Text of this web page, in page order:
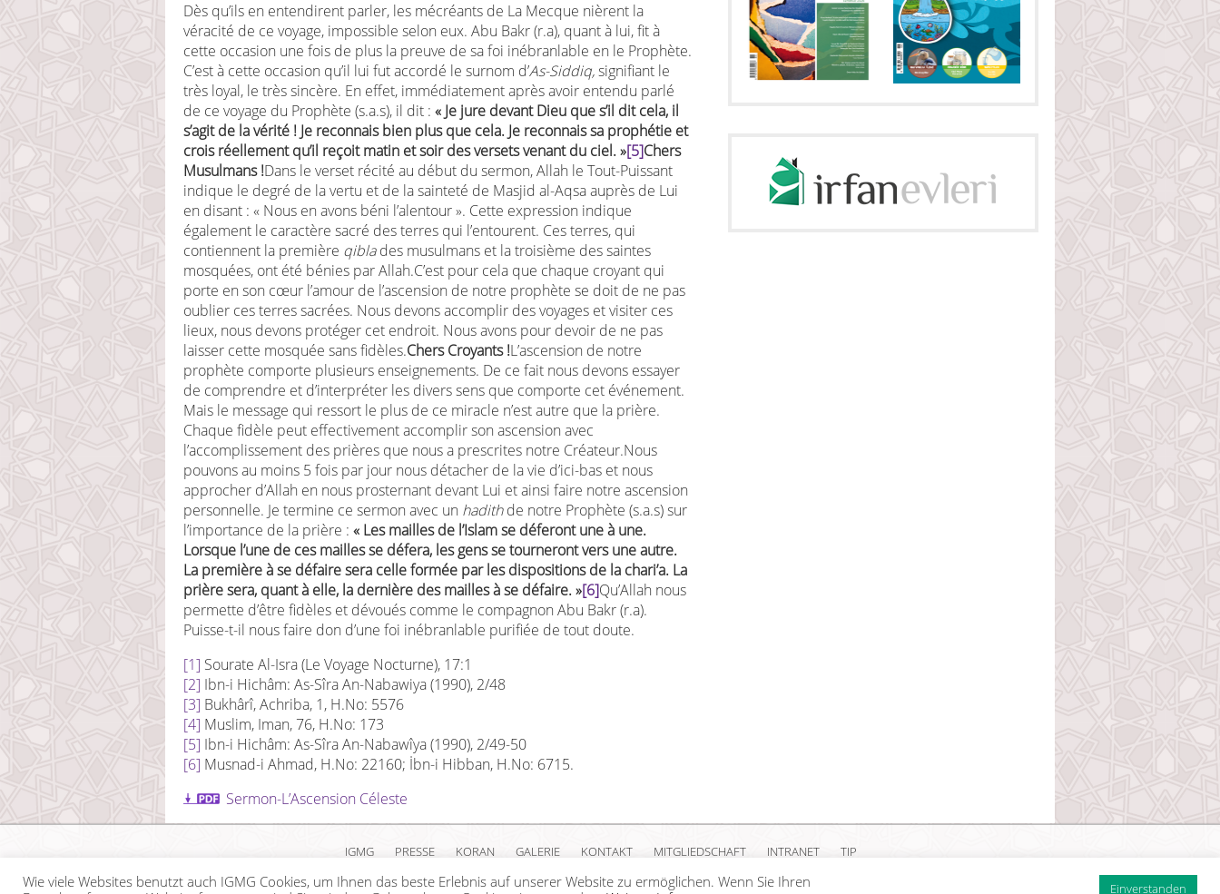
Dès qu’ils en entendirent parler, les mécréants de La Mecque nièrent la
véracité de ce voyage, impossible selon eux. Abu Bakr (r.a), quant à lui, fit à
cette occasion une fois de plus la preuve de sa foi inébranlable en le Prophète.
C’est à cette occasion qu’il lui fut accordé le surnom d’As-Siddiq,signifiant le
très loyal, le très sincère. En effet, immédiatement après avoir entendu parlé
de ce voyage du Prophète (s.a.s), il dit : « Je jure devant Dieu que s’il dit cela, il
s’agit de la vérité ! Je reconnais bien plus que cela. Je reconnais sa prophétie et
crois réellement qu’il reçoit matin et soir des versets venant du ciel. »[5]Chers
Musulmans !Dans le verset récité au début du sermon, Allah le Tout-Puissant
indique le degré de la vertu et de la sainteté de Masjid al-Aqsa auprès de Lui
en disant : « Nous en avons béni l’alentour ». Cette expression indique
également le caractère sacré des terres qui l’entourent. Ces terres, qui
contiennent la première qiblades musulmans et la troisième des saintes
mosquées, ont été bénies par Allah.C’est pour cela que chaque croyant qui
porte en son cœur l’amour de l’ascension de notre prophète se doit de ne pas
oublier ces terres sacrées. Nous devons accomplir des voyages et visiter ces
lieux, nous devons protéger cet endroit. Nous avons pour devoir de ne pas
laisser cette mosquée sans fidèles.Chers Croyants !L’ascension de notre
prophète comporte plusieurs enseignements. De ce fait nous devons essayer
de comprendre et d’interpréter les divers sens que comporte cet événement.
Mais le message qui ressort le plus de ce miracle n’est autre que la prière.
Chaque fidèle peut effectivement accomplir son ascension avec
l’accomplissement des prières que nous a prescrites notre Créateur.Nous
pouvons au moins 5 fois par jour nous détacher de la vie d’ici-bas et nous
approcher d’Allah en nous prosternant devant Lui et ainsi faire notre ascension
personnelle. Je termine ce sermon avec un hadithde notre Prophète (s.a.s) sur
l’importance de la prière : « Les mailles de l’Islam se déferont une à une.
Lorsque l’une de ces mailles se défera, les gens se tourneront vers une autre.
La première à se défaire sera celle formée par les dispositions de la chari’a. La
prière sera, quant à elle, la dernière des mailles à se défaire. »[6]Qu’Allah nous
permette d’être fidèles et dévoués comme le compagnon Abu Bakr (r.a).
Puisse-t-il nous faire don d’une foi inébranlable purifiée de tout doute.
[1] Sourate Al-Isra (Le Voyage Nocturne), 17:1
[2] Ibn-i Hichâm: As-Sîra An-Nabawiya (1990), 2/48
[3] Bukhârî, Achriba, 1, H.No: 5576
[4] Muslim, Iman, 76, H.No: 173
[5] Ibn-i Hichâm: As-Sîra An-Nabawîya (1990), 2/49-50
[6] Musnad-i Ahmad, H.No: 22160; İbn-i Hibban, H.No: 6715.
Sermon-L’Ascension Céleste
IGMG PRESSE KORAN GALERIE KONTAKT MITGLIEDSCHAFT INTRANET
TIP
Copyright Islamische Gemeinschaft Millî Görüş e.V. |Impressum |Datenschutzerklärung
Wie viele Websites benutzt auch IGMG Cookies, um Ihnen das beste Erlebnis auf unserer Website zu ermöglichen. Wenn Sie Ihren
Einverstanden